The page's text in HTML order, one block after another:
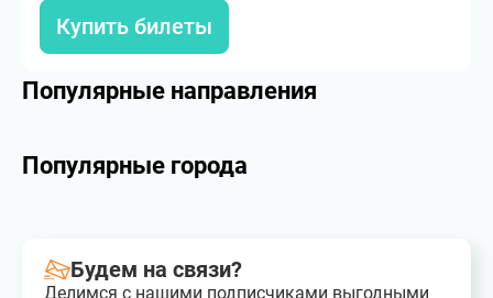
Купить билеты
Популярные направления
Популярные города
Будем на связи?
Делимся с нашими подписчиками выгодными